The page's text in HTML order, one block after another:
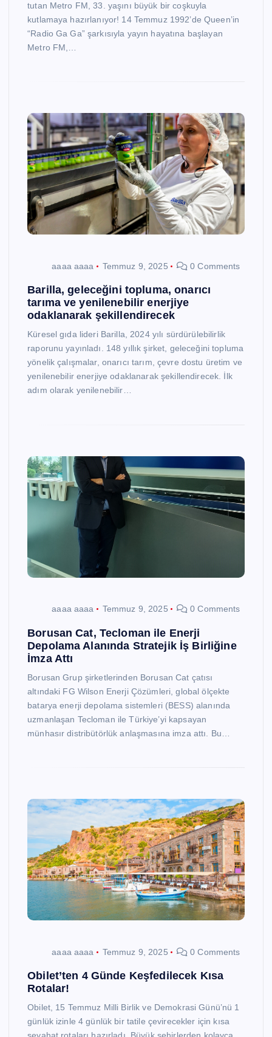
tutan Metro FM, 33. yaşını büyük bir coşkuyla
kutlamaya hazırlanıyor! 14 Temmuz 1992’de Queen’in
“Radio Ga Ga” şarkısıyla yayın hayatına başlayan
Metro FM,…
aaaa aaaa Temmuz 9, 2025 0 Comments
Barilla, geleceğini topluma, onarıcı
tarıma ve yenilenebilir enerjiye
odaklanarak şekillendirecek
Küresel gıda lideri Barilla, 2024 yılı sürdürülebilirlik
raporunu yayınladı. 148 yıllık şirket, geleceğini topluma
yönelik çalışmalar, onarıcı tarım, çevre dostu üretim ve
yenilenebilir enerjiye odaklanarak şekillendirecek. İlk
adım olarak yenilenebilir…
aaaa aaaa Temmuz 9, 2025 0 Comments
Borusan Cat, Tecloman ile Enerji
Depolama Alanında Stratejik İş Birliğine
İmza Attı
Borusan Grup şirketlerinden Borusan Cat çatısı
altındaki FG Wilson Enerji Çözümleri, global ölçekte
batarya enerji depolama sistemleri (BESS) alanında
uzmanlaşan Tecloman ile Türkiye’yi kapsayan
münhasır distribütörlük anlaşmasına imza attı. Bu…
aaaa aaaa Temmuz 9, 2025 0 Comments
Obilet’ten 4 Günde Keşfedilecek Kısa
Rotalar!
Obilet, 15 Temmuz Milli Birlik ve Demokrasi Günü’nü 1
günlük izinle 4 günlük bir tatile çevirecekler için kısa